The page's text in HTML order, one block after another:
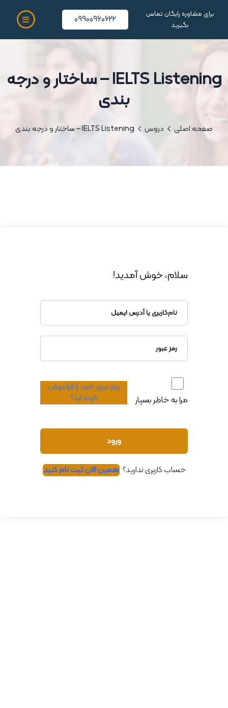
برای مشاوره رایگان تماس
بگیرید
09900960622
IELTS Listening – ساختار و درجه
بندی
صفحه اصلی دروس IELTS Listening – ساختار و درجه بندی
سلام، خوش آمدید!
مرا به خاطر بسپار
رمز عبور خود را فراموش
کرده اید؟
ورود
حساب کاربری ندارید؟همین الان ثبت نام کنید